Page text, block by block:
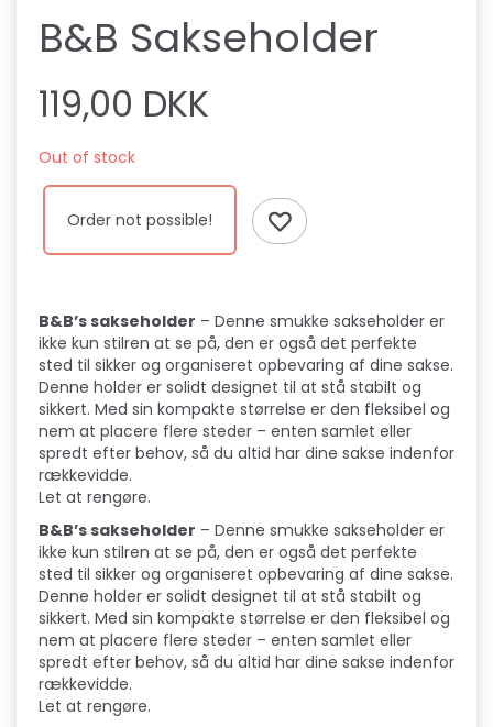
B&B Sakseholder
119,00 DKK
Out of stock
Order not possible!
B&B’s sakseholder – Denne smukke sakseholder er
ikke kun stilren at se på, den er også det perfekte
sted til sikker og organiseret opbevaring af dine sakse.
Denne holder er solidt designet til at stå stabilt og
sikkert. Med sin kompakte størrelse er den fleksibel og
nem at placere flere steder – enten samlet eller
spredt efter behov, så du altid har dine sakse indenfor
rækkevidde.
Let at rengøre.
B&B’s sakseholder – Denne smukke sakseholder er
ikke kun stilren at se på, den er også det perfekte
sted til sikker og organiseret opbevaring af dine sakse.
Denne holder er solidt designet til at stå stabilt og
sikkert. Med sin kompakte størrelse er den fleksibel og
nem at placere flere steder – enten samlet eller
spredt efter behov, så du altid har dine sakse indenfor
rækkevidde.
Let at rengøre.